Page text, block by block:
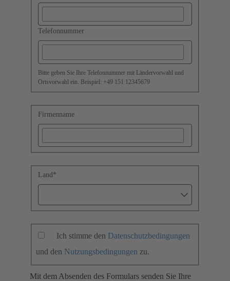
Telefonnummer
Bitte geben Sie Ihre Telefonnummer mit Ländervorwahl und
Ortsvorwahl ein. Beispiel: +49 151 12345679
Firmenname
Land *
Ich stimme den Datenschutzbedingungen
und den Nutzungsbedingungen zu.
Mit dem Absenden des Formulars senden Sie Ihre